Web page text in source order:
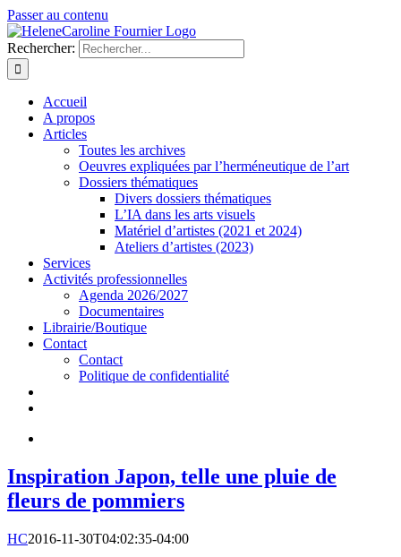
Passer au contenu
Rechercher:
Accueil
A propos
Articles
Toutes les archives
Oeuvres expliquées par l’herméneutique de l’art
Dossiers thématiques
Divers dossiers thématiques
L’IA dans les arts visuels
Matériel d’artistes (2021 et 2024)
Ateliers d’artistes (2023)
Services
Activités professionnelles
Agenda 2026/2027
Documentaires
Librairie/Boutique
Contact
Contact
Politique de confidentialité
Inspiration Japon, telle une pluie de
fleurs de pommiers
HC2016-11-30T04:02:35-04:00